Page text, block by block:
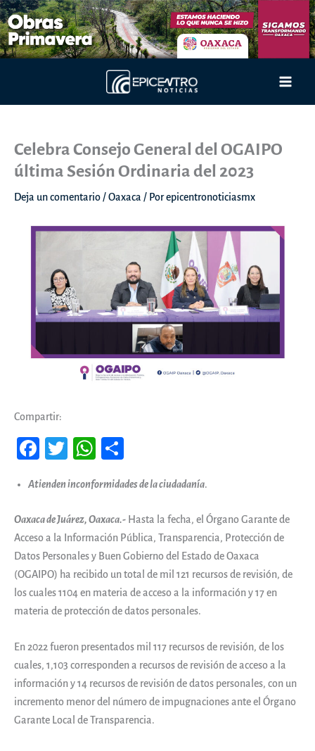
Ir
al
contenido
Celebra Consejo General del OGAIPO
última Sesión Ordinaria del 2023
Deja un comentario/Oaxaca / Porepicentronoticiasmx
Compartir:
Fa
b
oo
k
T
tt
er
W
ts
A
pp
pa
rti
r
Atienden inconformidades de la ciudadanía.
Oaxaca de Juárez, Oaxaca.- Hasta la fecha, el Órgano Garante de
Acceso a la Información Pública, Transparencia, Protección de
Datos Personales y Buen Gobierno del Estado de Oaxaca
(OGAIPO) ha recibido un total de mil 121 recursos de revisión, de
los cuales 1104 en materia de acceso a la información y 17 en
materia de protección de datos personales.
En 2022 fueron presentados mil 117 recursos de revisión, de los
cuales, 1,103 corresponden a recursos de revisión de acceso a la
información y 14 recursos de revisión de datos personales, con un
incremento menor del número de impugnaciones ante el Órgano
Garante Local de Transparencia.